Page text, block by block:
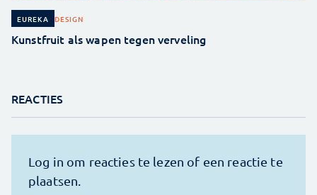
EUREKA DESIGN
Kunstfruit als wapen tegen verveling
REACTIES